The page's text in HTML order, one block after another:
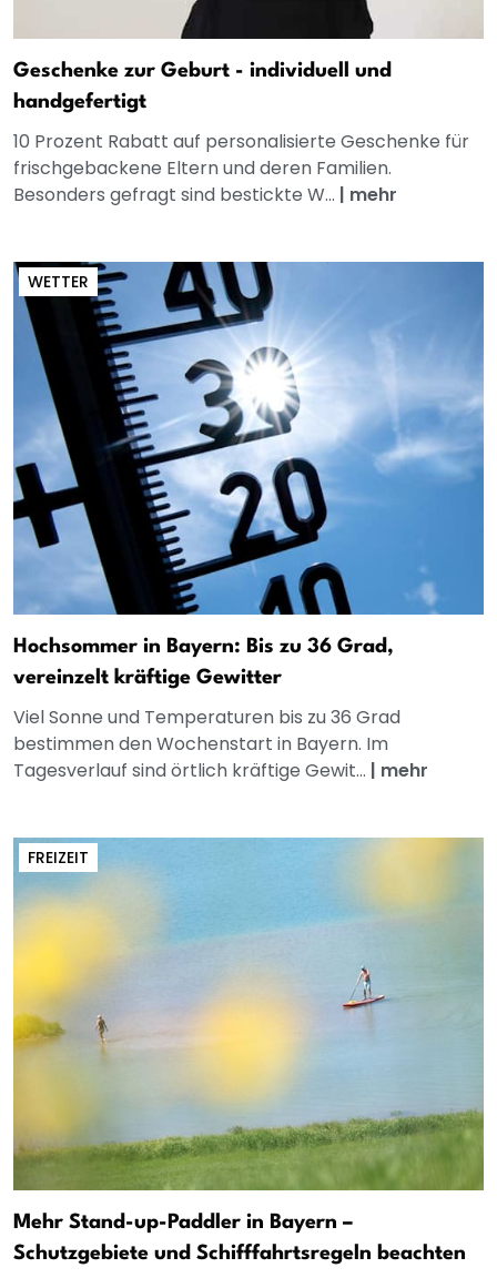
Geschenke zur Geburt - individuell und
handgefertigt
10 Prozent Rabatt auf personalisierte Geschenke für
frischgebackene Eltern und deren Familien.
Besonders gefragt sind bestickte W... | mehr
WETTER
Hochsommer in Bayern: Bis zu 36 Grad,
vereinzelt kräftige Gewitter
Viel Sonne und Temperaturen bis zu 36 Grad
bestimmen den Wochenstart in Bayern. Im
Tagesverlauf sind örtlich kräftige Gewit... | mehr
FREIZEIT
Mehr Stand-up-Paddler in Bayern –
Schutzgebiete und Schifffahrtsregeln beachten